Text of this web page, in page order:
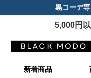
黒コーデ
5,000円
新着商品